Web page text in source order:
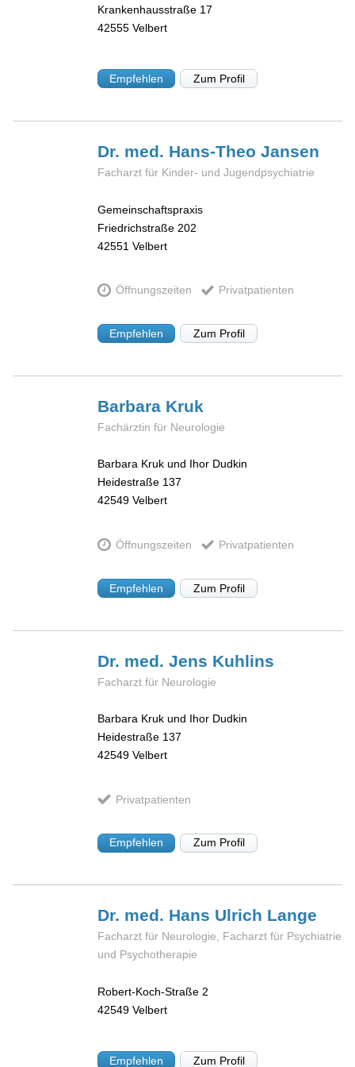
Krankenhausstraße 17
42555 Velbert
Empfehlen Zum Profil
Dr. med. Hans-TheoJansen
Facharzt für Kinder- und Jugendpsychiatrie
Gemeinschaftspraxis
Friedrichstraße 202
42551 Velbert
Öffnungszeiten Privatpatienten
Empfehlen Zum Profil
Barbara Kruk
Fachärztin für Neurologie
Barbara Kruk und Ihor Dudkin
Heidestraße 137
42549 Velbert
Öffnungszeiten Privatpatienten
Empfehlen Zum Profil
Dr. med. Jens Kuhlins
Facharzt für Neurologie
Barbara Kruk und Ihor Dudkin
Heidestraße 137
42549 Velbert
Privatpatienten
Empfehlen Zum Profil
Dr. med. Hans Ulrich Lange
Facharzt für Neurologie, Facharzt für Psychiatrie
und Psychotherapie
Robert-Koch-Straße 2
42549 Velbert
Empfehlen Zum Profil